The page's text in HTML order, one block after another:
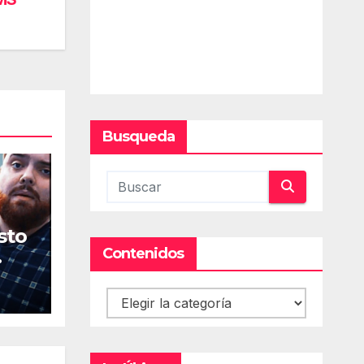
Busqueda
Contenidos
Contenidos